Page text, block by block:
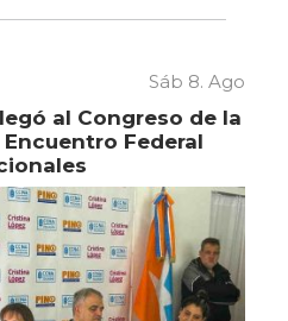
Sáb 8. Ago
al Congreso de la
Federal